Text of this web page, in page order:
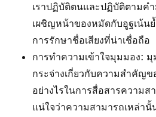
เราปฏิบัติตนและปฏิบัติตามค
เผชิญหน้าของหมัดกับอูฐเน้น
การรักษาชื่อเสียงที่น่าเชื่อถือ
การทำความเข้าใจมุมมอง:
กระจ่างเกี่ยวกับความสำคัญข
อย่างไรในการสื่อสารความส
แน่ใจว่าความสามารถเหล่า